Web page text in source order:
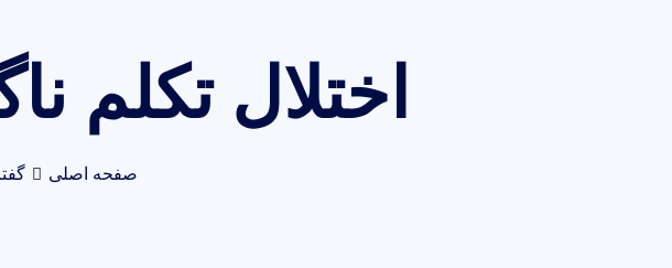
اختلال تکلم
صفحه اصلی